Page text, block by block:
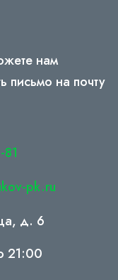
нам
письмо на почту
pk.ru
д. 6
21:00